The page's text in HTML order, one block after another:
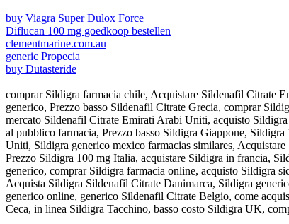
buy Viagra Super Dulox Force
Diflucan 100 mg goedkoop bestellen
clementmarine.com.au
generic Propecia
buy Dutasteride
comprar Sildigra farmacia chile, Acquistare Sildenafil Citrate
generico, Prezzo basso Sildenafil Citrate Grecia, comprar
mercato Sildenafil Citrate Emirati Arabi Uniti, acquisto
al pubblico farmacia, Prezzo basso Sildigra Giappone,
Uniti, Sildigra generico mexico farmacias similares,
Prezzo Sildigra 100 mg Italia, acquistare Sildigra in francia,
generico, comprar Sildigra farmacia online, acquisto Sildigra
Acquista Sildigra Sildenafil Citrate Danimarca, Sildigra
generico online, generico Sildenafil Citrate Belgio, come
Ceca, in linea Sildigra Tacchino, basso costo Sildigra UK,